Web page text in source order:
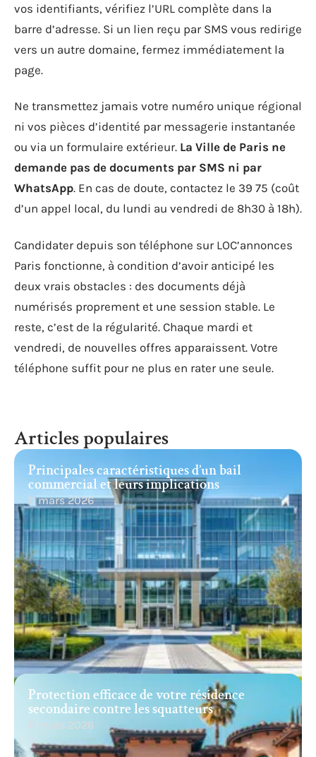
vos identifiants, vérifiez l’URL complète dans la
barre d’adresse. Si un lien reçu par SMS vous redirige
vers un autre domaine, fermez immédiatement la
page.
Ne transmettez jamais votre numéro unique régional
ni vos pièces d’identité par messagerie instantanée
ou via un formulaire extérieur. La Ville de Paris ne
demande pas de documents par SMS ni par
WhatsApp. En cas de doute, contactez le 39 75 (coût
d’un appel local, du lundi au vendredi de 8h30 à 18h).
Candidater depuis son téléphone sur LOC’annonces
Paris fonctionne, à condition d’avoir anticipé les
deux vrais obstacles : des documents déjà
numérisés proprement et une session stable. Le
reste, c’est de la régularité. Chaque mardi et
vendredi, de nouvelles offres apparaissent. Votre
téléphone suffit pour ne plus en rater une seule.
Articles populaires
Principales caractéristiques d’un bail
commercial et leurs implications
11 mars 2026
Protection efficace de votre résidence
secondaire contre les squatteurs
11 mars 2026